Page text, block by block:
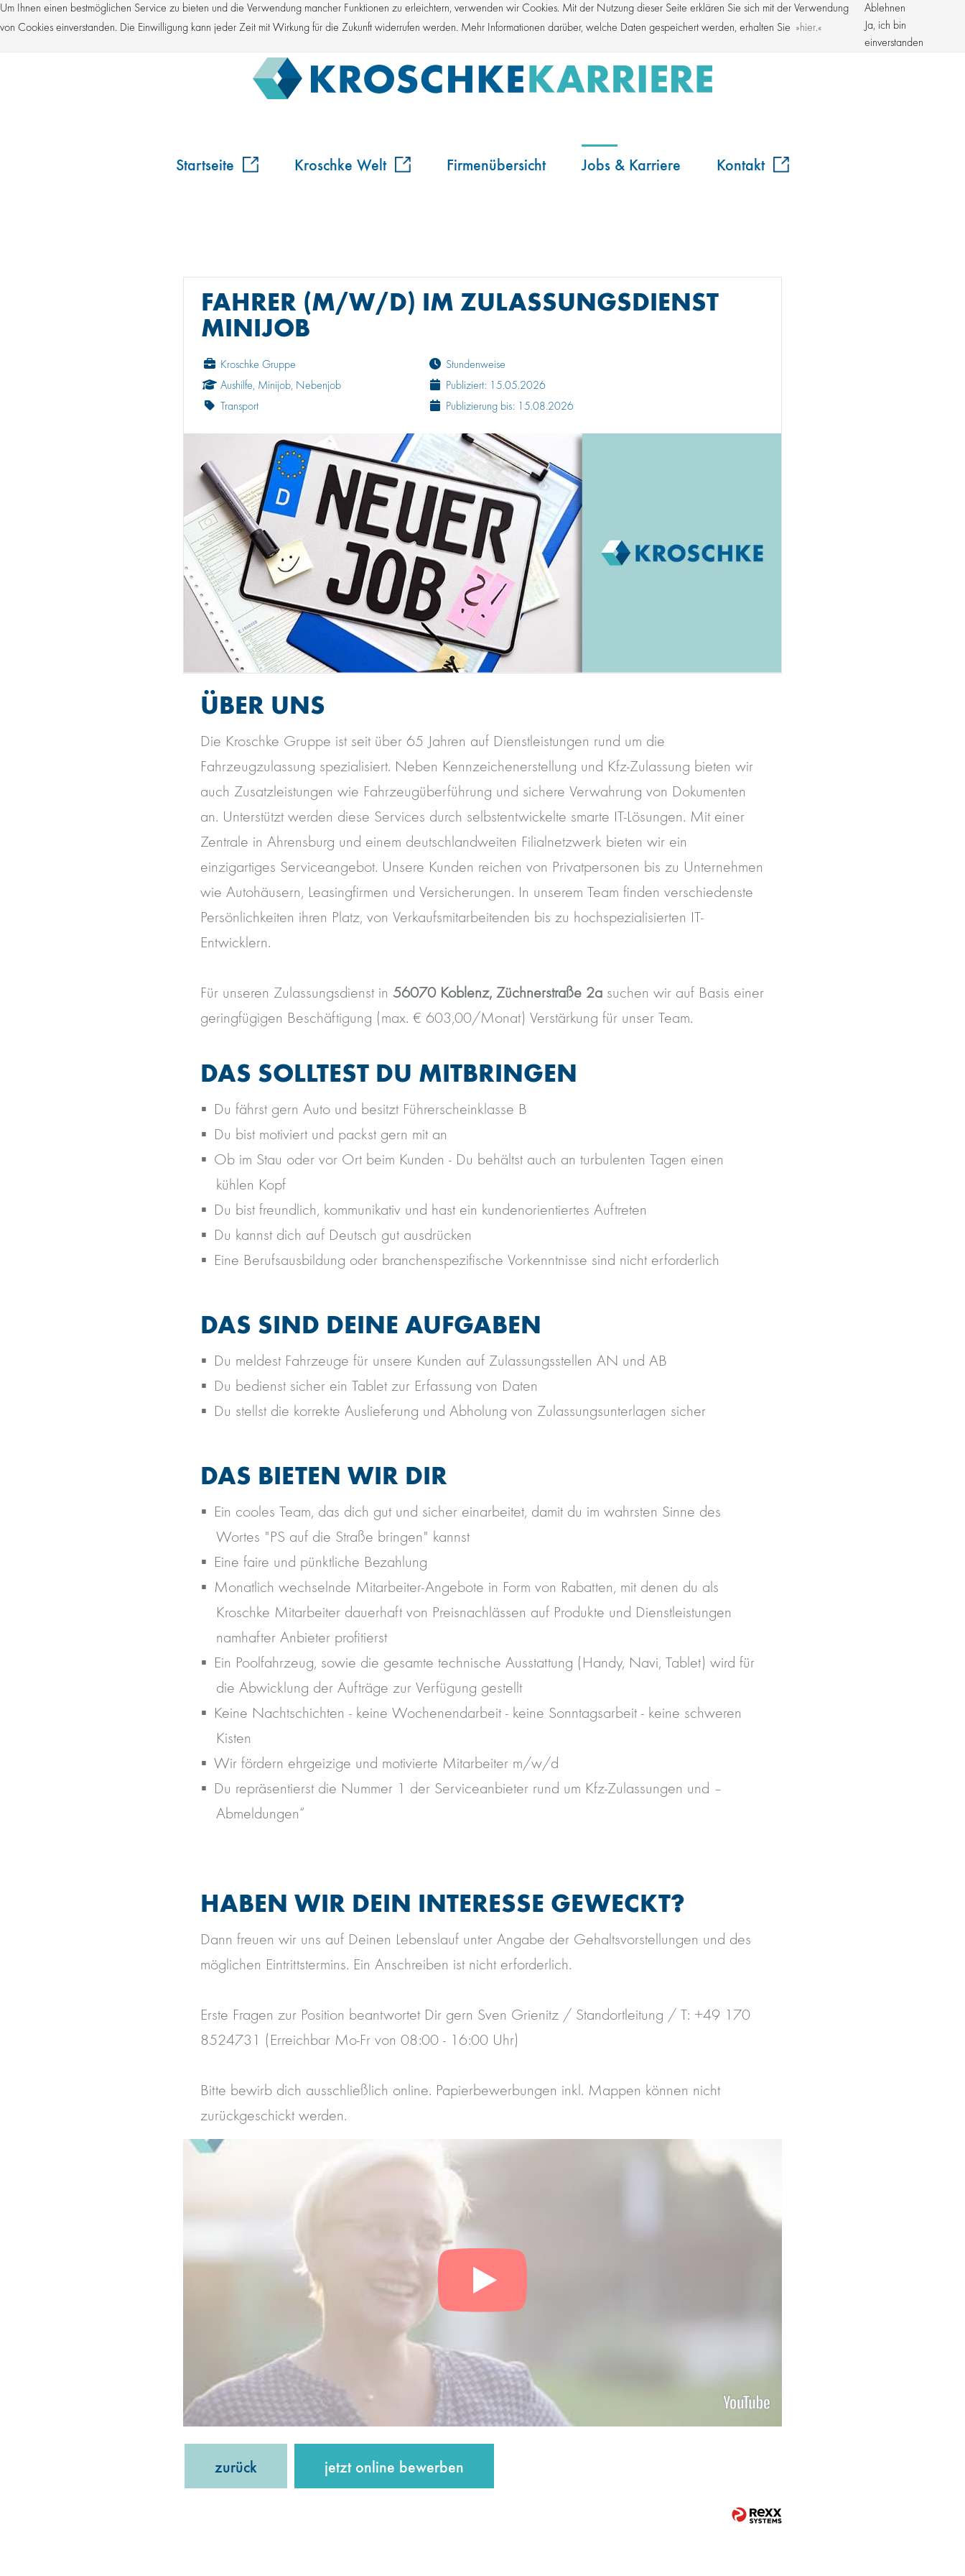
Um Ihnen einen bestmöglichen Service zu bieten und die Verwendung mancher Funktionen zu erleichtern, verwenden wir Cookies. Mit der Nutzung dieser Seite erklären Sie sich mit der Verwendung
von Cookies einverstanden. Die Einwilligung kann jeder Zeit mit Wirkung für die Zukunft widerrufen werden. Mehr Informationen darüber, welche Daten gespeichert werden, erhalten Sie
hier.
Ablehnen
Ja, ich bin
einverstanden
Kroschke Gruppe
Startseite Kroschke Welt Firmenübersicht Jobs & Karriere Kontakt
FAHRER (M/W/D) IM ZULASSUNGSDIENST
MINIJOB
Kroschke Gruppe
Aushilfe, Minijob, Nebenjob
Transport
Stundenweise
Publiziert: 15.05.2026
Publizierung bis: 15.08.2026
ÜBER UNS
Die Kroschke Gruppe ist seit über 65 Jahren auf Dienstleistungen rund um die
Fahrzeugzulassung spezialisiert. Neben Kennzeichenerstellung und Kfz-Zulassung bieten wir
auch Zusatzleistungen wie Fahrzeugüberführung und sichere Verwahrung von Dokumenten
an. Unterstützt werden diese Services durch selbstentwickelte smarte IT-Lösungen. Mit einer
Zentrale in Ahrensburg und einem deutschlandweiten Filialnetzwerk bieten wir ein
einzigartiges Serviceangebot. Unsere Kunden reichen von Privatpersonen bis zu Unternehmen
wie Autohäusern, Leasingfirmen und Versicherungen. In unserem Team finden verschiedenste
Persönlichkeiten ihren Platz, von Verkaufsmitarbeitenden bis zu hochspezialisierten IT-
Entwicklern.
Für unseren Zulassungsdienst in 56070 Koblenz, Züchnerstraße 2a suchen wir auf Basis einer
geringfügigen Beschäftigung (max. € 603,00/Monat) Verstärkung für unser Team.
DAS SOLLTEST DU MITBRINGEN
Du fährst gern Auto und besitzt Führerscheinklasse B
Du bist motiviert und packst gern mit an
Ob im Stau oder vor Ort beim Kunden - Du behältst auch an turbulenten Tagen einen
kühlen Kopf
Du bist freundlich, kommunikativ und hast ein kundenorientiertes Auftreten
Du kannst dich auf Deutsch gut ausdrücken
Eine Berufsausbildung oder branchenspezifische Vorkenntnisse sind nicht erforderlich
DAS SIND DEINE AUFGABEN
Du meldest Fahrzeuge für unsere Kunden auf Zulassungsstellen AN und AB
Du bedienst sicher ein Tablet zur Erfassung von Daten
Du stellst die korrekte Auslieferung und Abholung von Zulassungsunterlagen sicher
DAS BIETEN WIR DIR
Ein cooles Team, das dich gut und sicher einarbeitet, damit du im wahrsten Sinne des
Wortes "PS auf die Straße bringen" kannst
Eine faire und pünktliche Bezahlung
Monatlich wechselnde Mitarbeiter-Angebote in Form von Rabatten, mit denen du als
Kroschke Mitarbeiter dauerhaft von Preisnachlässen auf Produkte und Dienstleistungen
namhafter Anbieter profitierst
Ein Poolfahrzeug, sowie die gesamte technische Ausstattung (Handy, Navi, Tablet) wird für
die Abwicklung der Aufträge zur Verfügung gestellt
Keine Nachtschichten - keine Wochenendarbeit - keine Sonntagsarbeit - keine schweren
Kisten
Wir fördern ehrgeizige und motivierte Mitarbeiter m/w/d
Du repräsentierst die Nummer 1 der Serviceanbieter rund um Kfz-Zulassungen und –
Abmeldungen“
HABEN WIR DEIN INTERESSE GEWECKT?
Dann freuen wir uns auf Deinen Lebenslauf unter Angabe der Gehaltsvorstellungen und des
möglichen Eintrittstermins. Ein Anschreiben ist nicht erforderlich.
Erste Fragen zur Position beantwortet Dir gern Sven Grienitz / Standortleitung / T: +49 170
8524731 (Erreichbar Mo-Fr von 08:00 - 16:00 Uhr)
Bitte bewirb dich ausschließlich online. Papierbewerbungen inkl. Mappen können nicht
zurückgeschickt werden.
zurück jetzt online bewerben